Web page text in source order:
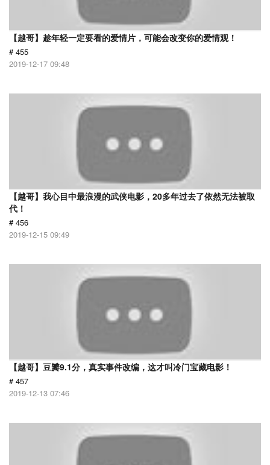
【越哥】趁年轻一定要看的爱情片，可能会改变你的爱情观！
# 455
2019-12-17 09:48
【越哥】我心目中最浪漫的武侠电影，20多年过去了依然无法被取
代！
# 456
2019-12-15 09:49
【越哥】豆瓣9.1分，真实事件改编，这才叫冷门宝藏电影！
# 457
2019-12-13 07:46